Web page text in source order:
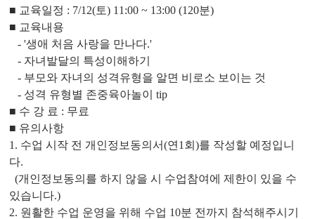
■ 교육일정 : 7/12(토) 11:00 ~ 13:00 (120분)
■ 교육내용
- '생애 처음 사랑을 만나다.'
- 자녀발달의 특성이해하기
- 부모와 자녀의 성격유형을 알면 비로소 보이는 것
- 성격 유형별 존중육아놀이 tip
■ 수 강 료 : 무료
■ 유의사항
1. 수업 시작 전 개인정보동의서(연1회)를 작성할 예정입니
다.
(개인정보동의를 하지 않을 시 수업참여에 제한이 있을 수
있습니다.)
2. 원활한 수업 운영을 위해 수업 10분 전까지 참석해주시기